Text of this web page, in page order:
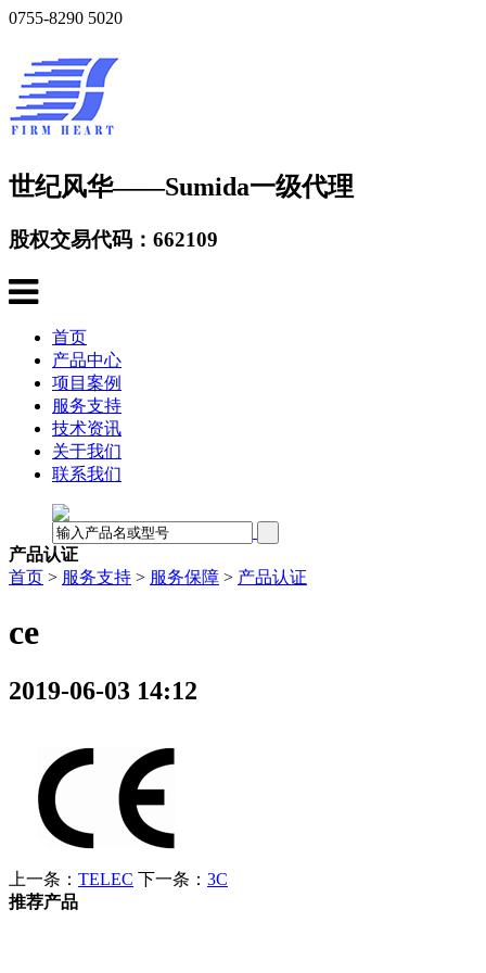
0755-8290 5020
世纪风华——Sumida一级代理
股权交易代码：662109
首页
产品中心
项目案例
服务支持
技术资讯
关于我们
联系我们
产品认证
首页 > 服务支持 > 服务保障 > 产品认证
ce
2019-06-03 14:12
上一条： TELEC 下一条： 3C
推荐产品